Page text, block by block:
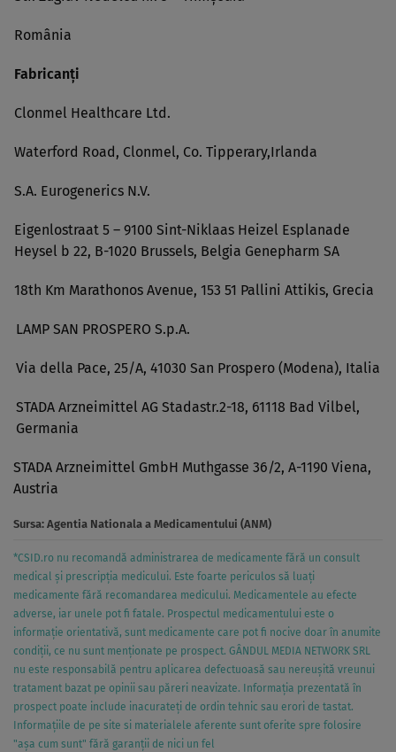
România
Fabricanţi
Clonmel Healthcare Ltd.
Waterford Road, Clonmel, Co. Tipperary,Irlanda
S.A. Eurogenerics N.V.
Eigenlostraat 5 – 9100 Sint-Niklaas Heizel Esplanade
Heysel b 22, B-1020 Brussels, Belgia Genepharm SA
18th Km Marathonos Avenue, 153 51 Pallini Attikis, Grecia
LAMP SAN PROSPERO S.p.A.
Via della Pace, 25/A, 41030 San Prospero (Modena), Italia
STADA Arzneimittel AG Stadastr.2-18, 61118 Bad Vilbel,
Germania
STADA Arzneimittel GmbH Muthgasse 36/2, A-1190 Viena,
Austria
Sursa: Agentia Nationala a Medicamentului (ANM)
*CSID.ro nu recomandă administrarea de medicamente fără un consult
medical și prescripția medicului. Este foarte periculos să luați
medicamente fără recomandarea medicului. Medicamentele au efecte
adverse, iar unele pot fi fatale. Prospectul medicamentului este o
informație orientativă, sunt medicamente care pot fi nocive doar în anumite
condiții, ce nu sunt menționate pe prospect. GÂNDUL MEDIA NETWORK SRL
nu este responsabilă pentru aplicarea defectuoasă sau nereușită vreunui
tratament bazat pe opinii sau păreri neavizate. Informația prezentată în
prospect poate include inacurateți de ordin tehnic sau erori de tastat.
Informațiile de pe site si materialele aferente sunt oferite spre folosire
"așa cum sunt" fără garanții de nici un fel